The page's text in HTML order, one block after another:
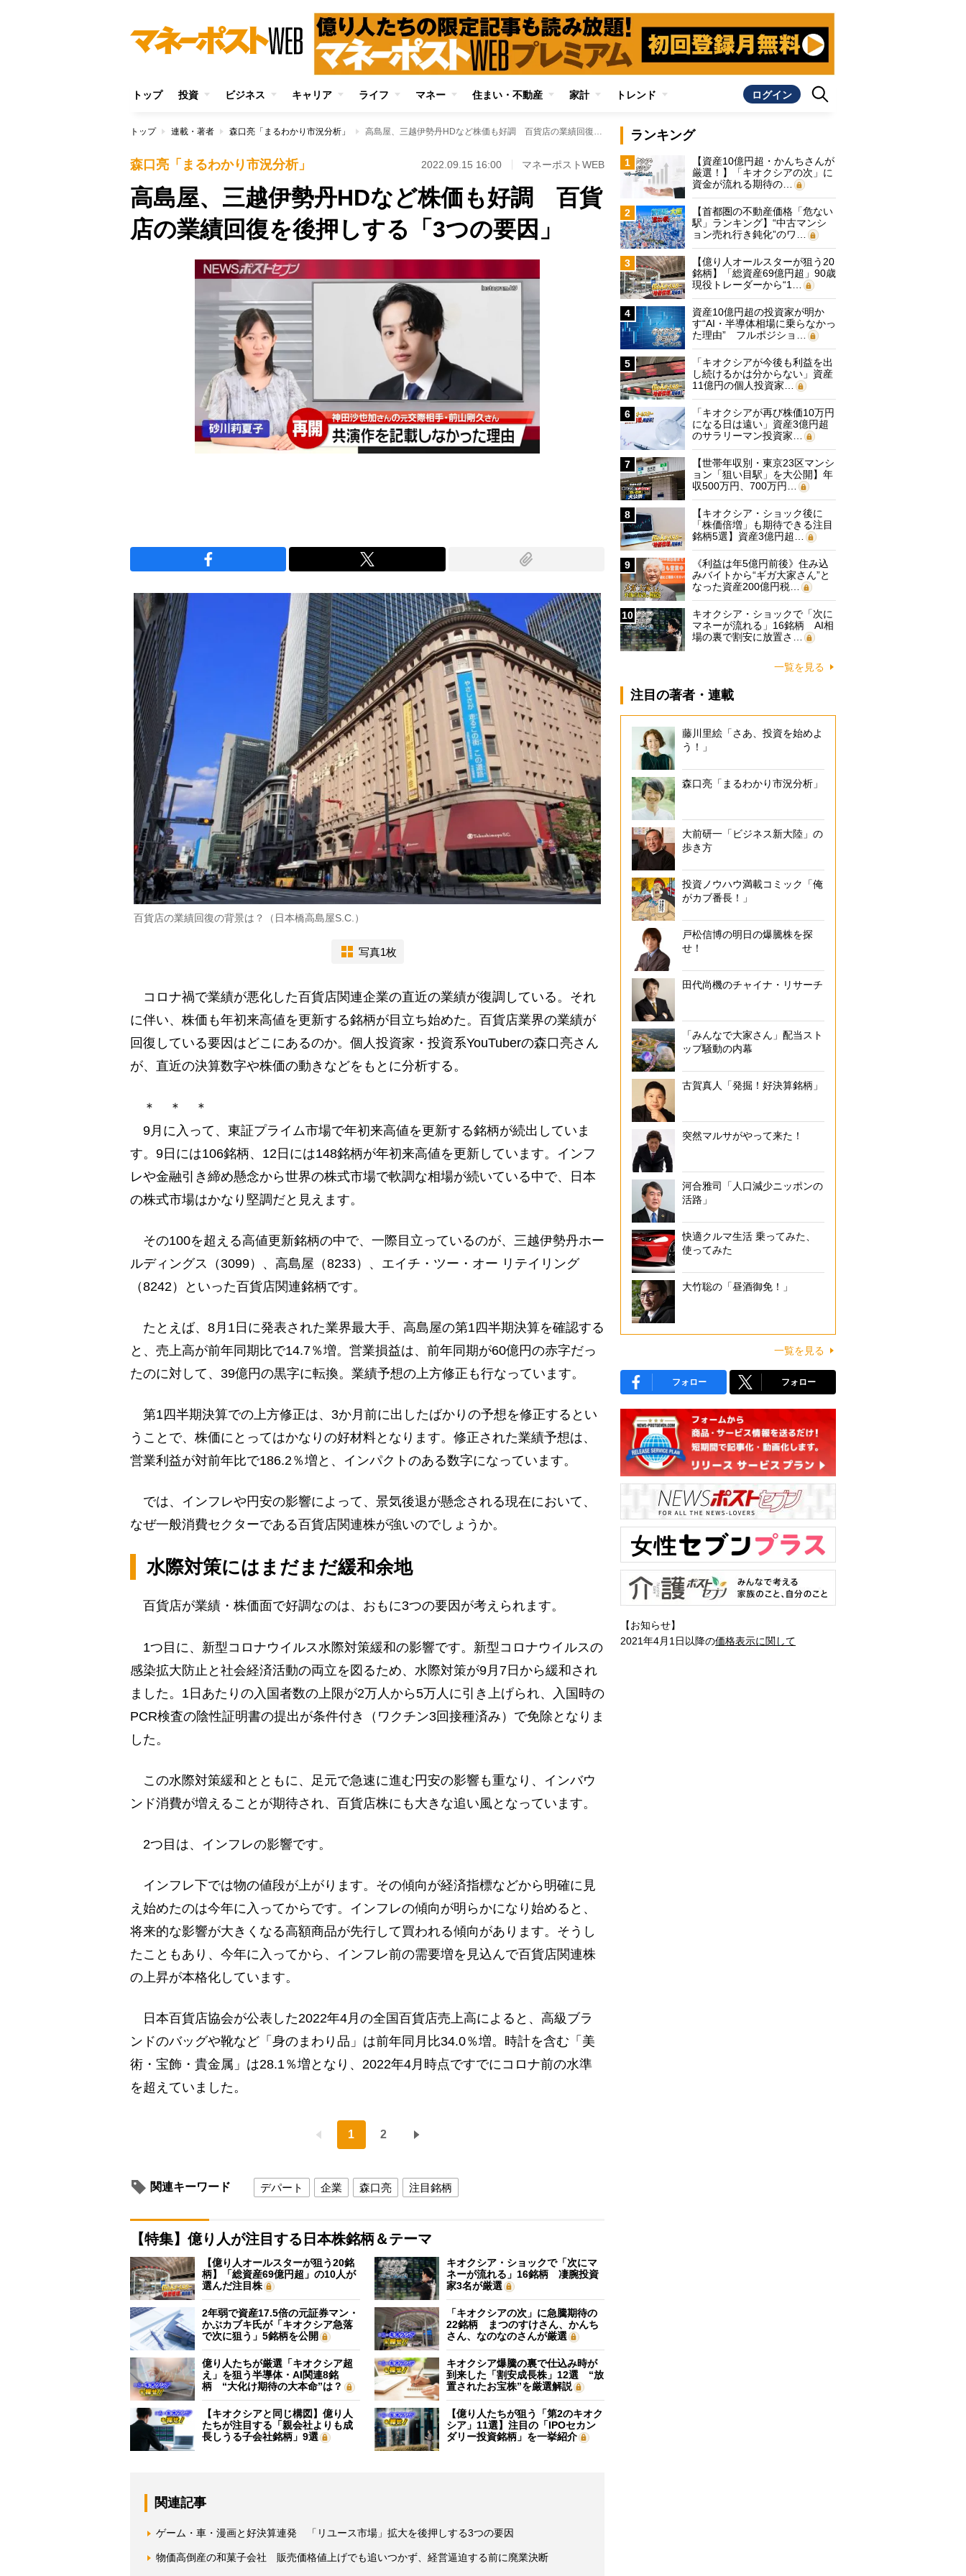
トップ 投資 ビジネス キャリア ライフ マネー 住まい・不動産 家計 トレンド ログイン
トップ 連載・著者 森口亮「まるわかり市況分析」 高島屋、三越伊勢丹HDなど株価も好調 百貨店の業績回復を後押しする「3つの要因」
森口亮「まるわかり市況分析」 2022.09.15 16:00 マネーポストWEB
高島屋、三越伊勢丹HDなど株価も好調 百貨
店の業績回復を後押しする「3つの要因」
百貨店の業績回復の背景は？（日本橋高島屋S.C.）
写真1枚
コロナ禍で業績が悪化した百貨店関連企業の直近の業績が復調している。それ
に伴い、株価も年初来高値を更新する銘柄が目立ち始めた。百貨店業界の業績が
回復している要因はどこにあるのか。個人投資家・投資系YouTuberの森口亮さん
が、直近の決算数字や株価の動きなどをもとに分析する。
＊ ＊ ＊
9月に入って、東証プライム市場で年初来高値を更新する銘柄が続出していま
す。9日には106銘柄、12日には148銘柄が年初来高値を更新しています。インフ
レや金融引き締め懸念から世界の株式市場で軟調な相場が続いている中で、日本
の株式市場はかなり堅調だと見えます。
その100を超える高値更新銘柄の中で、一際目立っているのが、三越伊勢丹ホー
ルディングス（3099）、高島屋（8233）、エイチ・ツー・オー リテイリング
（8242）といった百貨店関連銘柄です。
たとえば、8月1日に発表された業界最大手、高島屋の第1四半期決算を確認する
と、売上高が前年同期比で14.7％増。営業損益は、前年同期が60億円の赤字だっ
たのに対して、39億円の黒字に転換。業績予想の上方修正も行なっています。
第1四半期決算での上方修正は、3か月前に出したばかりの予想を修正するとい
うことで、株価にとってはかなりの好材料となります。修正された業績予想は、
営業利益が対前年比で186.2％増と、インパクトのある数字になっています。
では、インフレや円安の影響によって、景気後退が懸念される現在において、
なぜ一般消費セクターである百貨店関連株が強いのでしょうか。
水際対策にはまだまだ緩和余地
百貨店が業績・株価面で好調なのは、おもに3つの要因が考えられます。
1つ目に、新型コロナウイルス水際対策緩和の影響です。新型コロナウイルスの
感染拡大防止と社会経済活動の両立を図るため、水際対策が9月7日から緩和され
ました。1日あたりの入国者数の上限が2万人から5万人に引き上げられ、入国時の
PCR検査の陰性証明書の提出が条件付き（ワクチン3回接種済み）で免除となりま
した。
この水際対策緩和とともに、足元で急速に進む円安の影響も重なり、インバウ
ンド消費が増えることが期待され、百貨店株にも大きな追い風となっています。
2つ目は、インフレの影響です。
インフレ下では物の値段が上がります。その傾向が経済指標などから明確に見
え始めたのは今年に入ってからです。インフレの傾向が明らかになり始めると、
将来的な影響が大きくなる高額商品が先行して買われる傾向があります。そうし
たこともあり、今年に入ってから、インフレ前の需要増を見込んで百貨店関連株
の上昇が本格化しています。
日本百貨店協会が公表した2022年4月の全国百貨店売上高によると、高級ブラ
ンドのバッグや靴など「身のまわり品」は前年同月比34.0％増。時計を含む「美
術・宝飾・貴金属」は28.1％増となり、2022年4月時点ですでにコロナ前の水準
を超えていました。
1 2
関連キーワード デパート 企業 森口亮 注目銘柄
【特集】億り人が注目する日本株銘柄＆テーマ
【億り人オールスターが狙う20銘
柄】「総資産69億円超」の10人が
選んだ注目株
キオクシア・ショックで「次にマ
ネーが流れる」16銘柄 凄腕投資
家3名が厳選
2年弱で資産17.5倍の元証券マン・
かぶカブキ氏が「キオクシア急落
で次に狙う」5銘柄を公開
「キオクシアの次」に急騰期待の
22銘柄 まつのすけさん、かんち
さん、なのなのさんが厳選
億り人たちが厳選「キオクシア超
え」を狙う半導体・AI関連8銘
柄 “大化け期待の大本命”は？
キオクシア爆騰の裏で仕込み時が
到来した「割安成長株」12選 “放
置されたお宝株”を厳選解説
【キオクシアと同じ構図】億り人
たちが注目する「親会社よりも成
長しうる子会社銘柄」9選
【億り人たちが狙う「第2のキオク
シア」11選】注目の「IPOセカン
ダリー投資銘柄」を一挙紹介
関連記事
ゲーム・車・漫画と好決算連発 「リユース市場」拡大を後押しする3つの要因
物価高倒産の和菓子会社 販売価格値上げでも追いつかず、経営逼迫する前に廃業決断
ランキング
1
【資産10億円超・かんちさんが
厳選！】「キオクシアの次」に
資金が流れる期待の…
2
【首都圏の不動産価格「危ない
駅」ランキング】“中古マンシ
ョン売れ行き鈍化”のワ…
3
【億り人オールスターが狙う20
銘柄】「総資産69億円超」90歳
現役トレーダーから“1…
4
資産10億円超の投資家が明か
す“AI・半導体相場に乗らなかっ
た理由” フルポジショ…
5
「キオクシアが今後も利益を出
し続けるかは分からない」資産
11億円の個人投資家…
6
「キオクシアが再び株価10万円
になる日は遠い」資産3億円超
のサラリーマン投資家…
7
【世帯年収別・東京23区マンシ
ョン「狙い目駅」を大公開】年
収500万円、700万円…
8
【キオクシア・ショック後に
「株価倍増」も期待できる注目
銘柄5選】資産3億円超…
9
《利益は年5億円前後》住み込
みバイトから“ギガ大家さん”と
なった資産200億円税…
10
キオクシア・ショックで「次に
マネーが流れる」16銘柄 AI相
場の裏で割安に放置さ…
一覧を見る
注目の著者・連載
藤川里絵「さあ、投資を始めよ
う！」
森口亮「まるわかり市況分析」
大前研一「ビジネス新大陸」の
歩き方
投資ノウハウ満載コミック「俺
がカブ番長！」
戸松信博の明日の爆騰株を探
せ！
田代尚機のチャイナ・リサーチ
「みんなで大家さん」配当スト
ップ騒動の内幕
古賀真人「発掘！好決算銘柄」
突然マルサがやって来た！
河合雅司「人口減少ニッポンの
活路」
快適クルマ生活 乗ってみた、
使ってみた
大竹聡の「昼酒御免！」
一覧を見る
フォロー フォロー
【お知らせ】
2021年4月1日以降の価格表示に関して